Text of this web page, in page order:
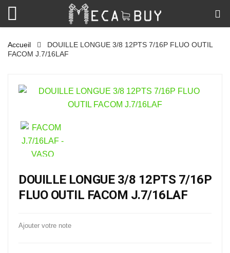
Accueil
DOUILLE LONGUE 3/8 12PTS 7/16P FLUO OUTIL
FACOM J.7/16LAF
DOUILLE LONGUE 3/8 12PTS 7/16P
FLUO OUTIL FACOM J.7/16LAF
Ajouter votre note